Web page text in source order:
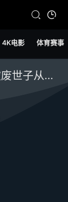
4K电影 体育赛事
签到成神：被废世子从种树开始